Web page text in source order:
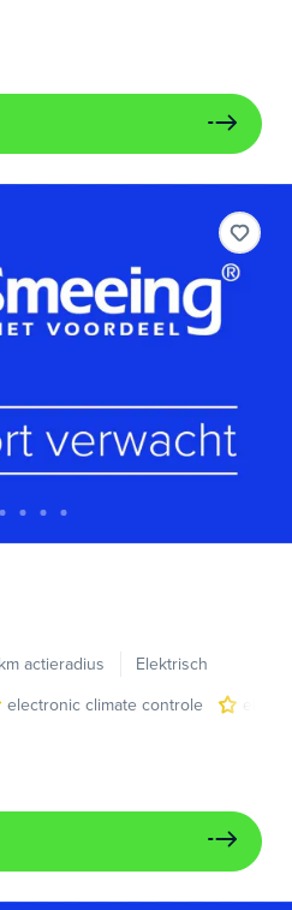
actieradius
Elektrisch
electronic climate controle